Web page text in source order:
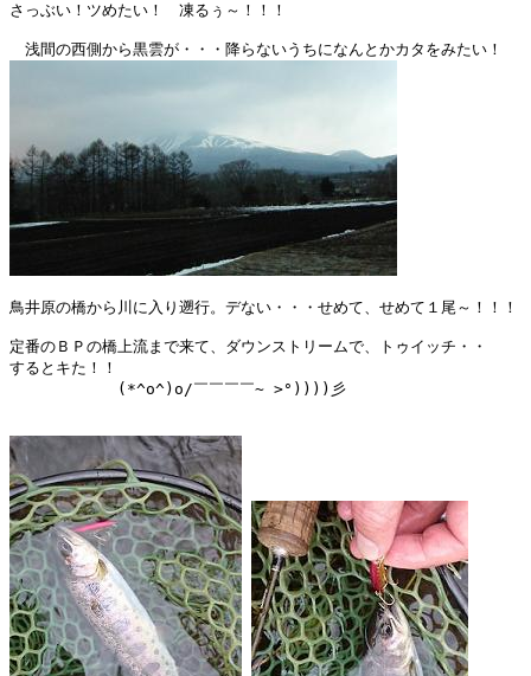
さっぶい！ツめたい！　凍るぅ～！！！
鳥井原の橋から川に入り遡行。デない・・・せめて、せめて１尾～！！！
定番のＢＰの橋上流まで来て、ダウンストリームで、トゥイッチ・・
するとキた！！
(*^o^)o/￣￣￣￣~ >°))))彡